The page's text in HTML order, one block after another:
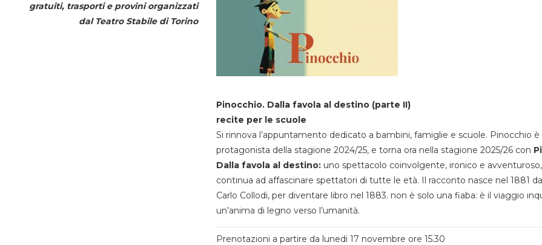
gratuiti, trasporti e provini organizzati
dal Teatro Stabile di Torino
Pinocchio. Dalla favola al destino (parte II)
recite per le scuole
Si rinnova l’appuntamento dedicato a bambini, famiglie e scuole. Pinocchio
protagonista della stagione 2024/25, e torna ora nella stagione 2025/26 con
Dalla favola al destino:uno spettacolo coinvolgente, ironico e
continua ad affascinare spettatori di tutte le età. Il racconto nasce nel 1881
Carlo Collodi, per diventare libro nel 1883. non è solo una fiaba: è il viaggio
un’anima di legno verso l’umanità.
Prenotazioni a partire da lunedi 17 novembre ore 15.30